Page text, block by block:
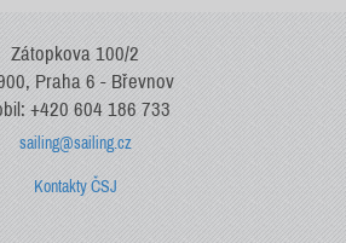
Zátopkova 100/2
Praha 6 - Břevnov
+420 604 186 733
sailing@sailing.cz
Kontakty ČSJ